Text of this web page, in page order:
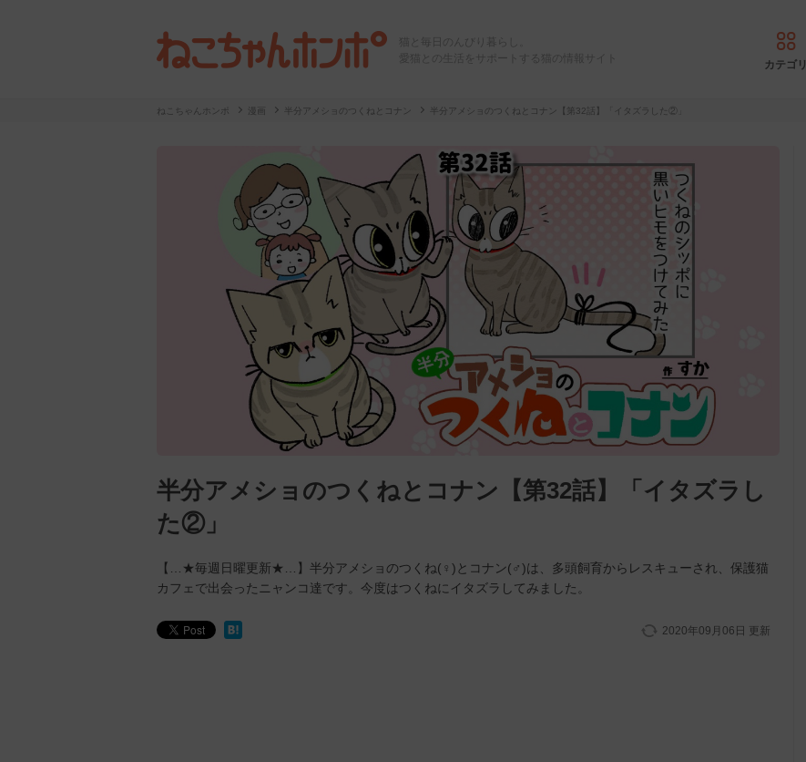
猫と毎日のんびり暮らし。
愛猫との生活をサポートする猫の情報サイト
カテゴリ
ねこちゃんホンポ 漫画 半分アメショのつくねとコナン 半分アメショのつくねとコナン【第32話】「イタズラした②」
半分アメショのつくねとコナン【第32話】「イタズラし
た②」
【…★毎週日曜更新★…】半分アメショのつくね(♀)とコナン(♂)は、多頭飼育からレスキューされ、保護猫
カフェで出会ったニャンコ達です。今度はつくねにイタズラしてみました。
2020年09月06日 更新